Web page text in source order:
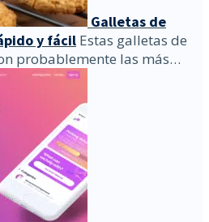
Galletas de
y fácil Estas galletas de
probablemente las más…